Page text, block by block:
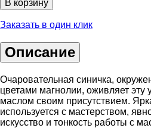
В корзину
Заказать в один клик
Описание
Очаровательная синичка,
цветами магнолии, оживляет эту
маслом своим присутствием.
используется с мастерством,
искусство и тонкость работы с